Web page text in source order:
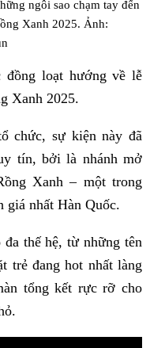
ngôi sao chạm tay đến
Xanh 2025. Ảnh:
đồng loạt hướng về lễ
Xanh 2025.
chức, sự kiện này đã
tín, bởi là nhánh mở
Xanh – một trong
giá nhất Hàn Quốc.
thế hệ, từ những tên
trẻ đang hot nhất làng
tổng kết rực rỡ cho